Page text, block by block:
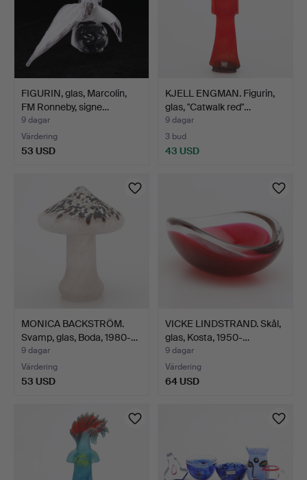
FIGURIN, glas, Marcolin,
FM Ronneby, signe…
9 dagar
Värdering
53 USD
KJELL ENGMAN. Figurin,
glas, "Catwalk red"…
9 dagar
3 bud
43 USD
MONICA BACKSTRÖM.
Svamp, glas, Boda, 1980-…
9 dagar
Värdering
53 USD
VICKE LINDSTRAND. Skål,
glas, Kosta, 1950-…
9 dagar
Värdering
64 USD